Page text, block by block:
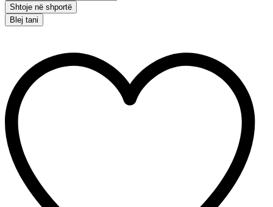
Shtoje në shportë
Blej tani